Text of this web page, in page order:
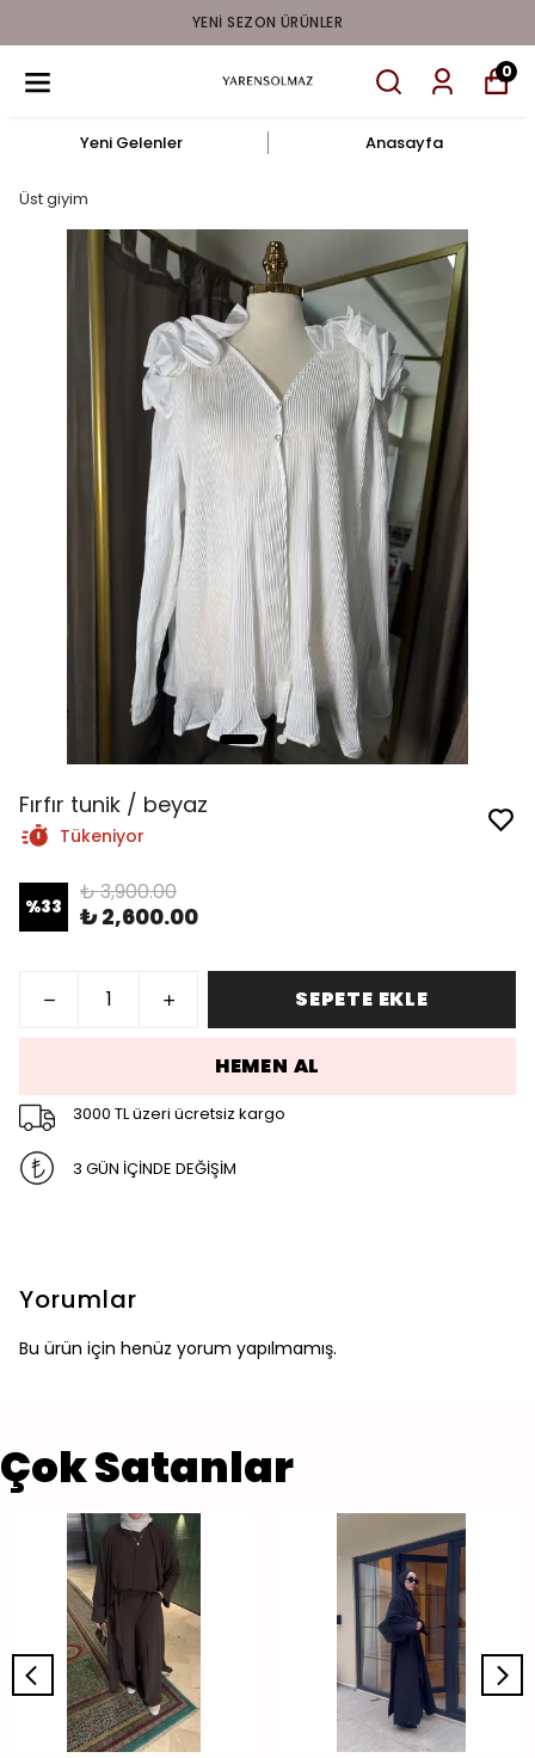
YENI SEZON ÜRÜNLER
0
Yeni Gelenler Anasayfa
Üst giyim
Fırfır tunik / beyaz
Tükeniyor
%33
₺ 3,900.00
₺ 2,600.00
SEPETE EKLE
HEMEN AL
3000 TL üzeri ücretsiz kargo
3 GÜN İÇİNDE DEĞİŞİM
Yorumlar
Bu ürün için henüz yorum yapılmamış.
Çok Satanlar